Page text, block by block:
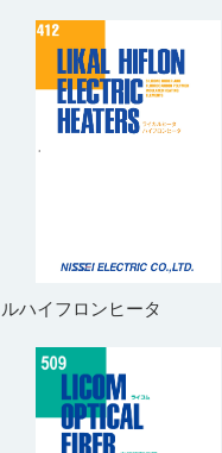
ハイフロンヒータ